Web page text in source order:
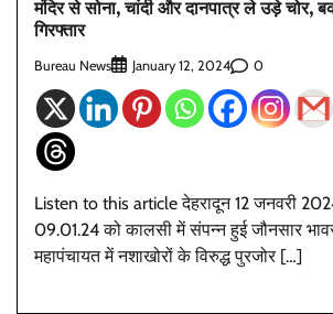
मंदिर से सोना, चांदी और दानपात्र ले उड़े चोर,
गिरफ्तार
Bureau News January 12, 2024 0
Listen to this article देहरादून 12 जनवरी
09.01.24 को कालसी में संपन्न हुई जौनसार
महापंचायत में नशाखोरों के विरुद्ध पुरजोर […]